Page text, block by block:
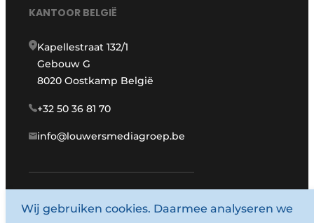
KANTOOR BELGIË
Kapellestraat 132/1
Gebouw G
8020 Oostkamp België
+32 50 36 81 70
info@louwersmediagroep.be
www.louwersmediagroep.com
Wij gebruiken cookies. Daarmee analyseren we